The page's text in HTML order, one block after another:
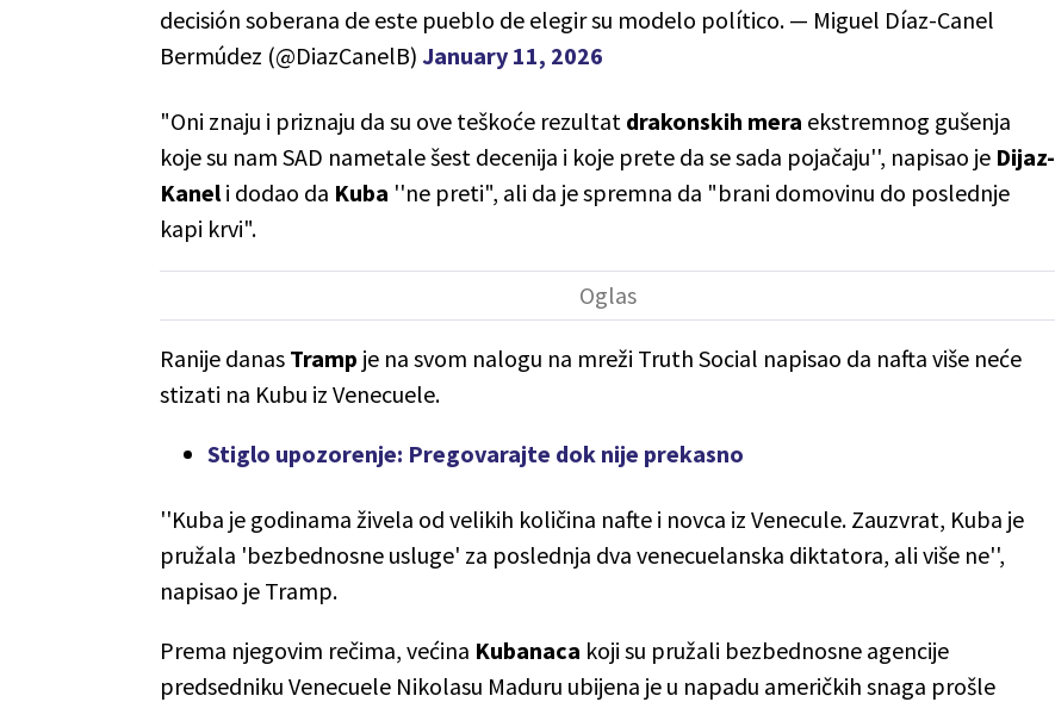
decisión soberana de este pueblo de elegir su modelo político. — Miguel Díaz-Canel
Bermúdez (@DiazCanelB) January 11, 2026
"Oni znaju i priznaju da su ove teškoće rezultat drakonskih mera ekstremnog gušenja
koje su nam SAD nametale šest decenija i koje prete da se sada pojačaju'', napisao je Dijaz-
Kanel i dodao da Kuba ''ne preti", ali da je spremna da "brani domovinu do poslednje
kapi krvi".
Ranije danas Tramp je na svom nalogu na mreži Truth Social napisao da nafta više neće
stizati na Kubu iz Venecuele.
Stiglo upozorenje: Pregovarajte dok nije prekasno
''Kuba je godinama živela od velikih količina nafte i novca iz Venecule. Zauzvrat, Kuba je
pružala 'bezbednosne usluge' za poslednja dva venecuelanska diktatora, ali više ne'',
napisao je Tramp.
Prema njegovim rečima, većina Kubanaca koji su pružali bezbednosne agencije
predsedniku Venecuele Nikolasu Maduru ubijena je u napadu američkih snaga prošle